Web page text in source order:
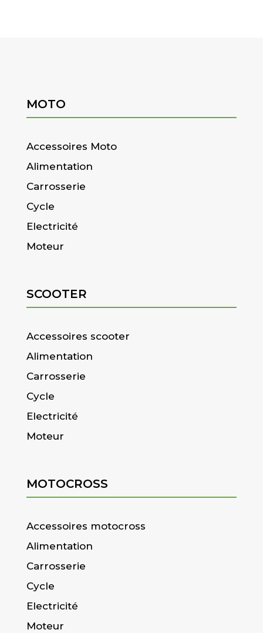
MOTO
Accessoires Moto
Alimentation
Carrosserie
Cycle
Electricité
Moteur
SCOOTER
Accessoires scooter
Alimentation
Carrosserie
Cycle
Electricité
Moteur
MOTOCROSS
Accessoires motocross
Alimentation
Carrosserie
Cycle
Electricité
Moteur